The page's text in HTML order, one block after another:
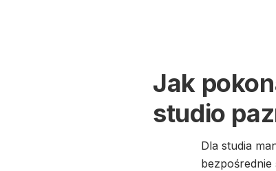
Jak
studio
Dla studia